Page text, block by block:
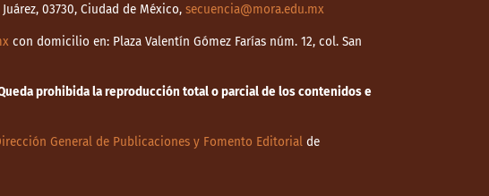
03730, Ciudad de México, secuencia@mora.edu.mx
con domicilio en: Plaza Valentín Gómez Farías núm. 12, col. San
prohibida la reproducción total o parcial de los contenidos e
General de Publicaciones y Fomento Editorial de